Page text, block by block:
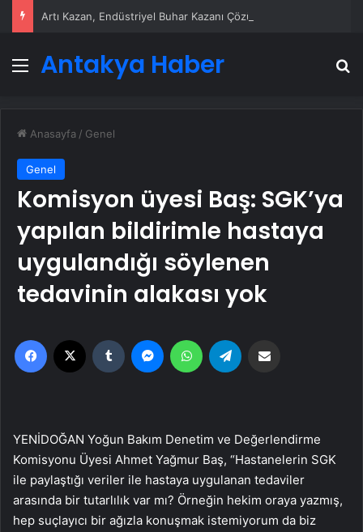
Menü
Antakya Haber
Anasayfa / Genel
Genel
Komisyon üyesi Baş: SGK’ya
yapılan bildirimle hastaya
uygulandığı söylenen
tedavinin alakası yok
Facebook Tumblr MessengerWhatsApp
YENİDOĞAN Yoğun Bakım Denetim ve Değerlendirme
Komisyonu Üyesi Ahmet Yağmur Baş, “Hastanelerin SGK
ile paylaştığı veriler ile hastaya uygulanan tedaviler
arasında bir tutarlılık var mı? Örneğin hekim oraya yazmış,
hep suçlayıcı bir ağızla konuşmak istemiyorum da biz